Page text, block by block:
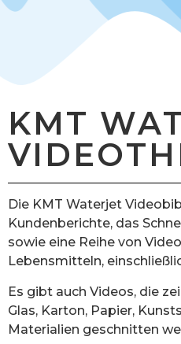
KMT
Die KMT Waterjet
Kundenberichte, das
sowie eine Reihe von
Lebensmitteln,
Es gibt auch Videos, die
Glas, Karton, Papier,
Materialien geschnitten